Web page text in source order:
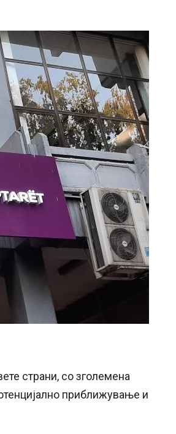
страни, со зголемена
приближување и